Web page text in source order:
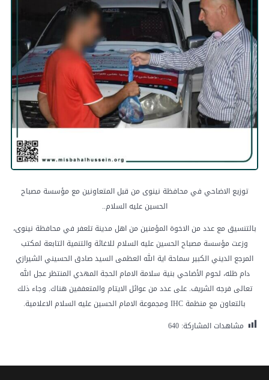
توزيع الاضاحي في محافظة نينوى من قبل المتعاونين مع مؤسسة مصباح
الحسين عليه السلام..
بالتنسيق مع عدد من الاخوة المؤمنين من اهل مدينة تلعفر في محافظة نينوى،
وزعت مؤسسة مصباح الحسين عليه السلام للاغاثة والتنمية التابعة لمكتب
المرجع الديني الكبير سماحة اية الله العظمى السيد صادق الحسيني الشيرازي
دام ظله، لحوم الأضاحي بنية سلامة الامام الحجة المهدي المنتظر عجل الله
تعالى فرجه الشريف. على عدد من عوائل الايتام والمتعففين هناك. وجاء ذلك
بالتعاون مع منظمة IHC ومجموعة الامام الحسين عليه السلام الاعلامية.
مشاهدات المشاركة: 640